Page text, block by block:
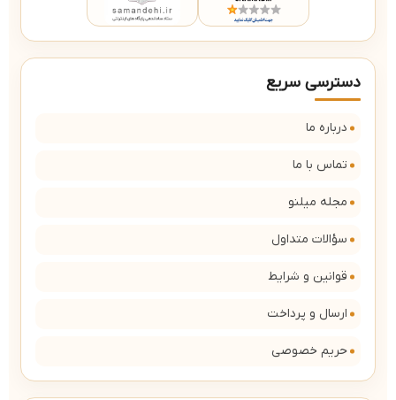
دسترسی سریع
درباره ما
تماس با ما
مجله میلنو
سؤالات متداول
قوانین و شرایط
ارسال و پرداخت
حریم خصوصی